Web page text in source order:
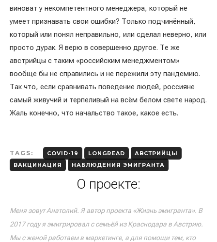
виноват у некомпетентного менеджера, который не
умеет признавать свои ошибки? Только подчинённый,
который или понял неправильно, или сделал неверно, или
просто дурак. Я верю в совершенно другое. Те же
австрийцы с таким «российским менеджментом»
вообще бы не справились и не пережили эту пандемию.
Так что, если сравнивать поведение людей, россияне
самый живучий и терпеливый на всём белом свете народ.
Жаль конечно, что начальство такое, какое есть.
TAGS: COVID-19 LONGREAD
АВСТРИЙЦЫ
ВАКЦИНАЦИЯ
НАБЛЮДЕНИЯ ЭМИГРАНТА
О проекте:
Меня зовут Анатолий. Я автор проекта «Жизнь эмигранта». В
2017 году я эмигрировал с семьёй из Краснодара в Австрию.
Мы с женой работаем в маркетинге, а для помощи тем, кто